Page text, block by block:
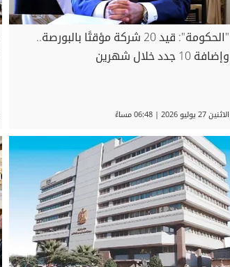
"الحكومة": قيد 20 شركة مؤقتًا بالبورصة..
وإضافة 10 جدد خلال شهرين
الاثنين 27 يوليو 2026 | 06:48 مساءً